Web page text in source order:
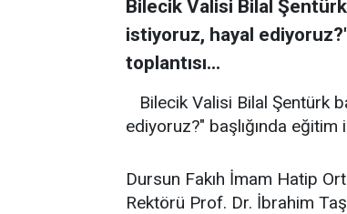
Bilecik Valisi Bilal
istiyoruz, hayal
toplantısı...
Bilecik Valisi Bilal Şentürk
ediyoruz?" başlığında eğitim
Dursun Fakıh İmam Hatip
Rektörü Prof. Dr. İbrahim